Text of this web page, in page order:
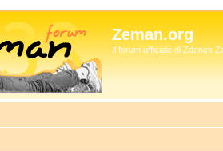
Zeman.org
Il forum ufficiale di Zdenek